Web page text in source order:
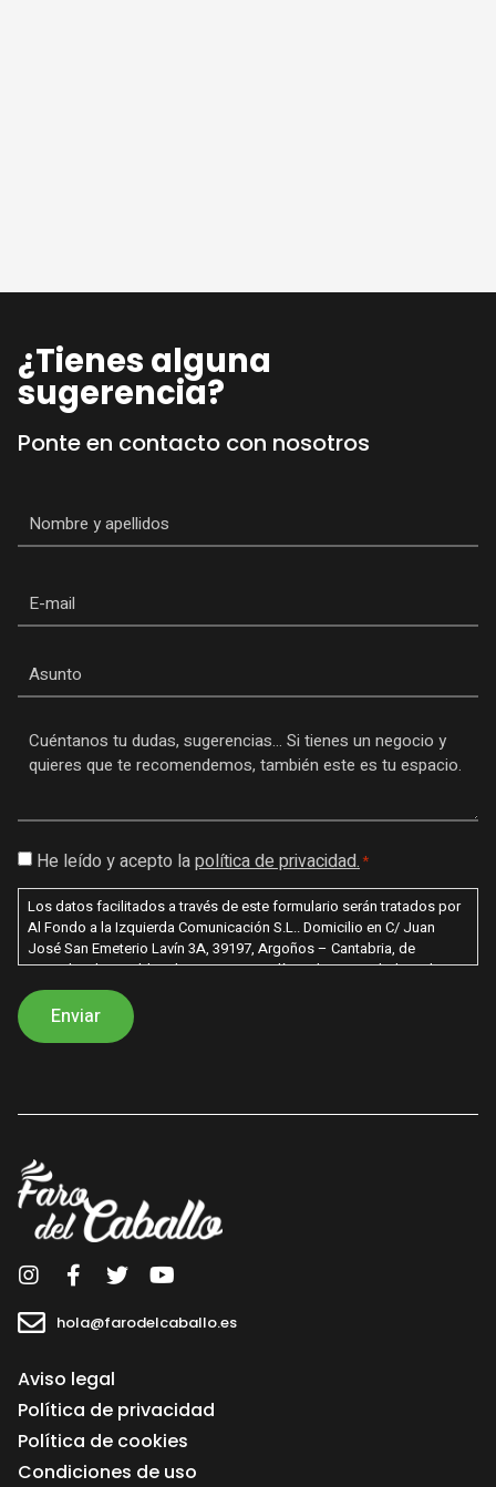
hola@farodelcaballo.es
Aviso legal
Política de privacidad
Política de cookies
Condiciones de uso
¿Tienes alguna
sugerencia?
Ponte en contacto con nosotros
Consentimiento
*
He leído y acepto lapolítica de privacidad.*
Los datos facilitados a través de este formulario serán tratados por
Al Fondo a la Izquierda Comunicación S.L.. Domicilio en C/ Juan
José San Emeterio Lavín 3A, 39197, Argoños – Cantabria, de
acuerdo a lo establecido en nuestra política de privacidad con la
finalidad de poder enviarle información sobre nuestros productos /
servicios. Los datos recabados por este formulario no se cederán a
terceros salvo por obligación legal. Le recordamos que usted tiene
electrónico hola@farodelcaballo.es. Igualmente puede dirigirse a
aceptación sus datos no serán tratados.